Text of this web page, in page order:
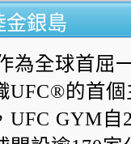
金銀島
為全球首屈
UFC®的首
UFC GYM自